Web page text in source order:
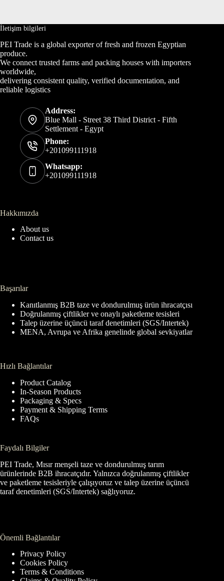
İletişim bilgileri
PEI Trade is a global exporter of fresh and frozen Egyptian
produce.
We connect trusted farms and packing houses with importers
worldwide,
delivering consistent quality, verified documentation, and
reliable logistics
Address:
Blue Mall - Street 38 Third District - Fifth
Settlement - Egypt
Phone:
+201099111918
Whatsapp:
+201099111918
Hakkımızda
About us
Contact us
Başarılar
Kanıtlanmış B2B taze ve dondurulmuş ürün ihracatçısı
Doğrulanmış çiftlikler ve onaylı paketleme tesisleri
Talep üzerine üçüncü taraf denetimleri (SGS/Intertek)
MENA, Avrupa ve Afrika genelinde global sevkiyatlar
Hızlı Bağlantılar
Product Catalog
In-Season Products
Packaging & Specs
Payment & Shipping Terms
FAQs
Faydalı Bilgiler
PEI Trade, Mısır menşeli taze ve dondurulmuş tarım
ürünlerinde B2B ihracatçıdır. Yalnızca doğrulanmış çiftlikler
ve paketleme tesisleriyle çalışıyoruz ve talep üzerine üçüncü
taraf denetimleri (SGS/Intertek) sağlıyoruz.
Önemli Bağlantılar
Privacy Policy
Cookies Policy
Terms & Conditions